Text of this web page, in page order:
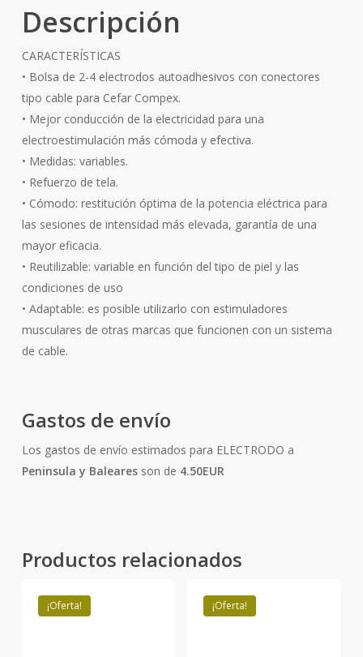
Descripción
CARACTERÍSTICAS
• Bolsa de 2-4 electrodos autoadhesivos con conectores
tipo cable para Cefar Compex.
• Mejor conducción de la electricidad para una
electroestimulación más cómoda y efectiva.
• Medidas: variables.
• Refuerzo de tela.
• Cómodo: restitución óptima de la potencia eléctrica para
las sesiones de intensidad más elevada, garantía de una
mayor eficacia.
• Reutilizable: variable en función del tipo de piel y las
condiciones de uso
• Adaptable: es posible utilizarlo con estimuladores
musculares de otras marcas que funcionen con un sistema
de cable.
Gastos de envío
Los gastos de envío estimados para ELECTRODO a
Peninsula y Balearesson de 4.50EUR
Productos relacionados
¡Oferta! ¡Oferta!